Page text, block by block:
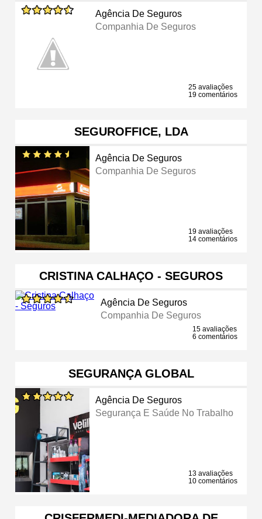
Agência De Seguros
Companhia De Seguros
25 avaliações
19 comentários
SEGUROFFICE, LDA
Agência De Seguros
Companhia De Seguros
19 avaliações
14 comentários
CRISTINA CALHAÇO - SEGUROS
Agência De Seguros
Companhia De Seguros
15 avaliações
6 comentários
SEGURANÇA GLOBAL
Agência De Seguros
Segurança E Saúde No Trabalho
13 avaliações
10 comentários